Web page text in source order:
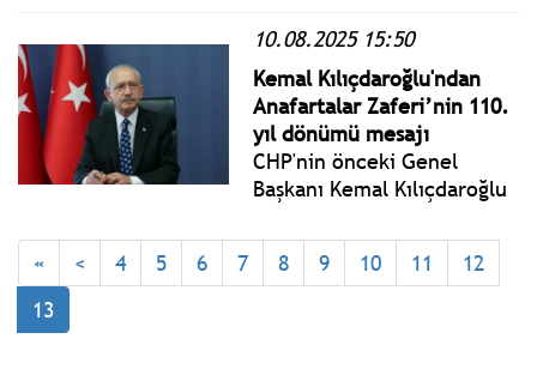
Sındırgı ilçesi merkezli 6.1
şiddetinde meydana gelen
deprem için yayımladığı
mesajında: Can kaybı
olmaması, en büyük
dileğimiz ve tesellimizdir.
10.08.2025 15:50
Kemal Kılıçdaroğlu'ndan
Anafartalar Zaferi’nin 110.
yıl dönümü mesajı
CHP'nin önceki Genel
Başkanı Kemal Kılıçdaroğlu
Milleti’ni boyunduruk
altına almak isteyen
« < 4 5 6 7 8 9 10 11
12
13